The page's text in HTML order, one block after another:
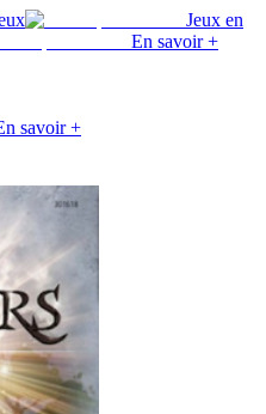
Jeux en
En savoir +
savoir +